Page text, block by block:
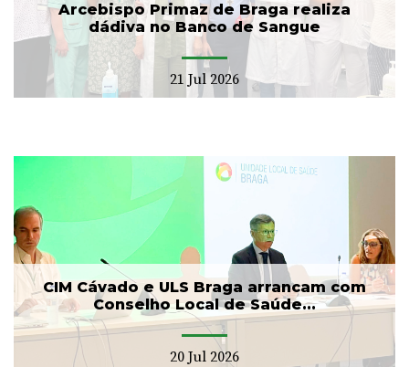
Arcebispo Primaz de Braga realiza
dádiva no Banco de Sangue
21 Jul 2026
CIM Cávado e ULS Braga arrancam com
Conselho Local de Saúde...
20 Jul 2026